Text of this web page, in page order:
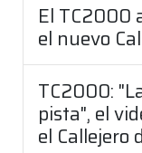
El TC2000
el nuevo
TC2000:
pista", el
el Callejero